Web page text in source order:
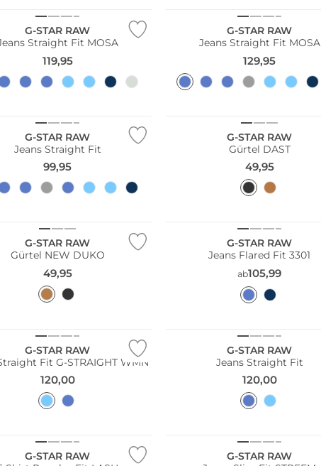
G-STAR RAW
Straight Fit MOSA
119,95
G-STAR RAW
Jeans Straight Fit MOSA
129,95
G-STAR RAW
Jeans Straight Fit
99,95
G-STAR RAW
Gürtel DAST
49,95
G-STAR RAW
Gürtel NEW DUKO
49,95
G-STAR RAW
Jeans Flared Fit 3301
ab105,99
G-STAR RAW
Fit G-STRAIGHT WMN
120,00
G-STAR RAW
Jeans Straight Fit
120,00
G-STAR RAW
G-STAR RAW